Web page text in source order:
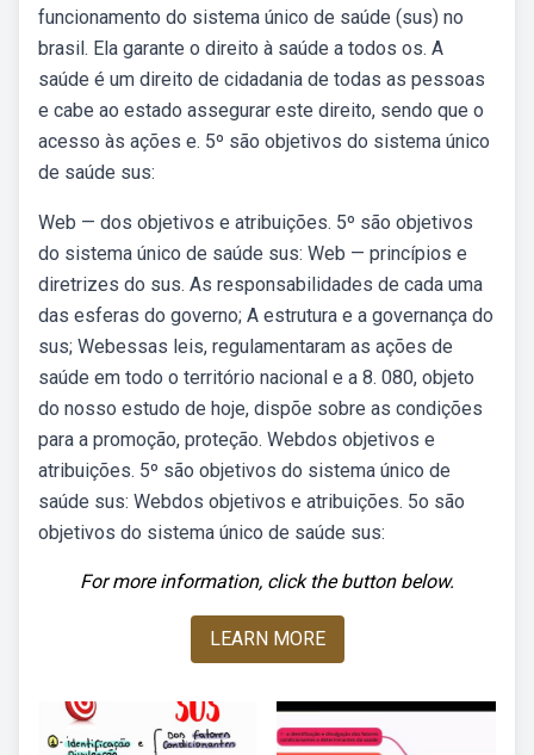
funcionamento do sistema único de saúde (sus) no
brasil. Ela garante o direito à saúde a todos os. A
saúde é um direito de cidadania de todas as pessoas
e cabe ao estado assegurar este direito, sendo que o
acesso às ações e. 5º são objetivos do sistema único
de saúde sus:
Web — dos objetivos e atribuições. 5º são objetivos
do sistema único de saúde sus: Web — princípios e
diretrizes do sus. As responsabilidades de cada uma
das esferas do governo; A estrutura e a governança do
sus; Webessas leis, regulamentaram as ações de
saúde em todo o território nacional e a 8. 080, objeto
do nosso estudo de hoje, dispõe sobre as condições
para a promoção, proteção. Webdos objetivos e
atribuições. 5º são objetivos do sistema único de
saúde sus: Webdos objetivos e atribuições. 5o são
objetivos do sistema único de saúde sus:
For more information, click the button below.
LEARN MORE